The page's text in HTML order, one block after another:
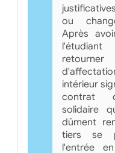
ou
Après
l'étudiant
intérieur
contrat
solidaire
dûment
tiers se
l'entrée